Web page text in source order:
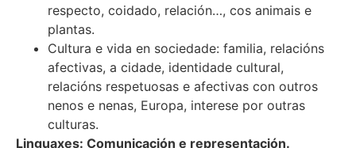
respecto, coidado, relación…, cos animais e
plantas.
Cultura e vida en sociedade: familia, relacións
afectivas, a cidade, identidade cultural,
relacións respetuosas e afectivas con outros
nenos e nenas, Europa, interese por outras
culturas.
Linguaxes: Comunicación e representación.